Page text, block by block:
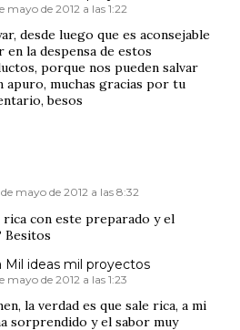
mayo de 2012 a las 1:22
desde luego que es aconsejable
en la despensa de estos
porque nos pueden salvar
apuro, muchas gracias por tu
besos
mayo de 2012 a las 8:32
rica con este preparado y el
Besitos
Mil ideas mil proyectos
mayo de 2012 a las 1:23
la verdad es que sale rica, a mi
sorprendido y el sabor muy